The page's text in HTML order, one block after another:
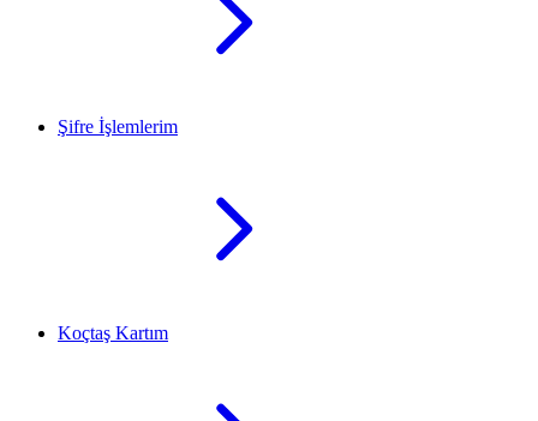
Şifre İşlemlerim
Koçtaş Kartım